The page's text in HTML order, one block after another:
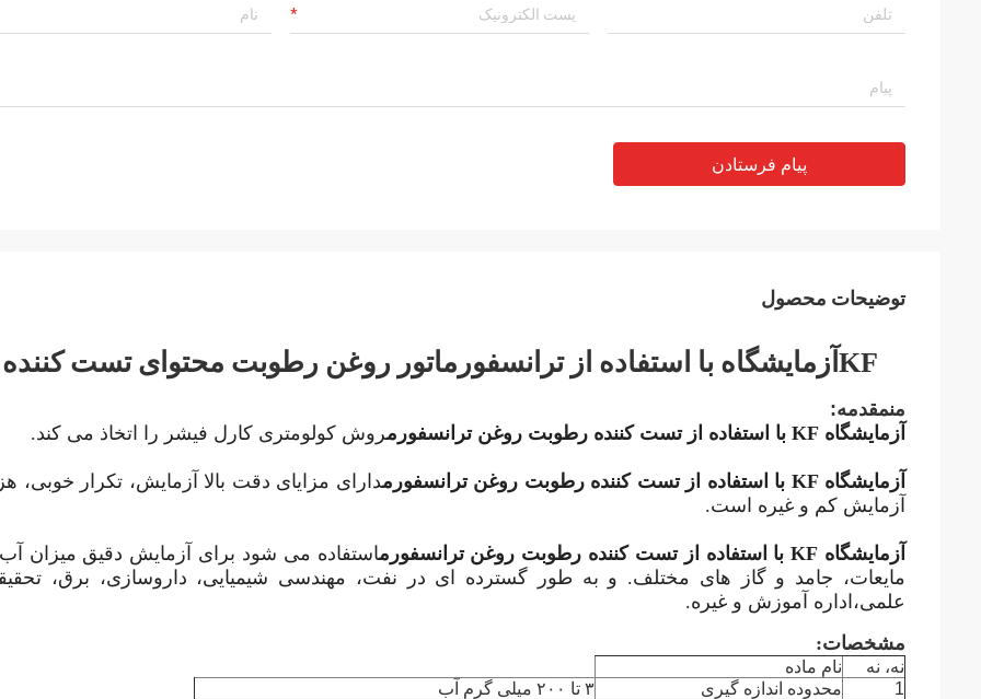
پیام فرستادن
توضیحات محصول
KF آزمایشگاه با استفاده از ترانسفورماتور روغن رطوبت محتوای تست کننده
منمقدمه:
آزمایشگاه KF با استفاده از تست کننده رطوبت روغن ترانسفورم
روش کولومتری کارل فیشر را اتخاذ می کند.
آزمایشگاه KF با استفاده از تست کننده رطوبت روغن ترانسفورم
دارای مزایای دقت بالا آزمایش، تکرار خوبی،
آزمایش کم و غیره است.
آزمایشگاه KF با استفاده از تست کننده رطوبت روغن ترانسفورم
استفاده می شود برای آزمایش دقیق میزان
مایعات، جامد و گاز های مختلف. و به طور گسترده ای در نفت، مهندسی شیمیایی، داروسازی، برق،
علمی،اداره آموزش و غیره.
مشخصات:
نه، نه نام ماده
1 محدوده اندازه گیری
۳ تا ۲۰۰ میلی گرم آب